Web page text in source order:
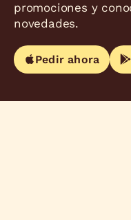
promociones y
novedades.
Pedir ahora